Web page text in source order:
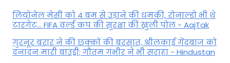
ल‍ियोनेल मेसी को 4 बम से उड़ाने की धमकी, रोनाल्डो भी थे
टारगेट... FIFA वर्ल्ड कप की सुरक्षा की खुली पोल - AajTak
गुरनूर बरार ने की छक्कों की बरसात, श्रीलंकाई गेंदबाज को
दनादन मारी बाउंड्री; गौतम गंभीर ने भी सराहा - Hindustan